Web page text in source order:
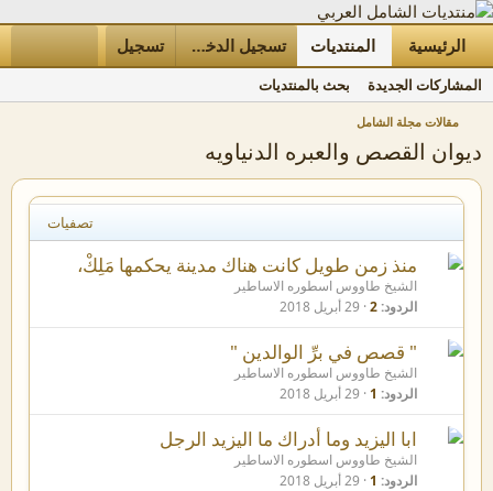
الرئيسية المنتديات ما الجديد الأعضاء تسجيل الدخول تسجيل
المشاركات الجديدة بحث بالمنتديات
مقالات مجلة الشامل
ديوان القصص والعبره الدنياويه
تصفيات
منذ زمن طويل كانت هناك مدينة يحكمها مَلِكْ،
الشيخ طاووس اسطوره الاساطير
الردود 2 29 أبريل 2018
" قصص في برِّ الوالدين "
الشيخ طاووس اسطوره الاساطير
الردود 1 29 أبريل 2018
ابا اليزيد وما أدراك ما اليزيد الرجل
الشيخ طاووس اسطوره الاساطير
الردود 1 29 أبريل 2018